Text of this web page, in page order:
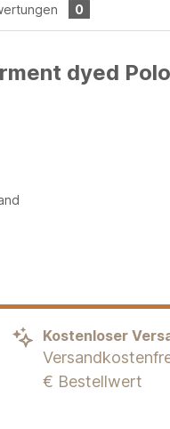
0
dyed
Kostenloser
€ Bestellwert